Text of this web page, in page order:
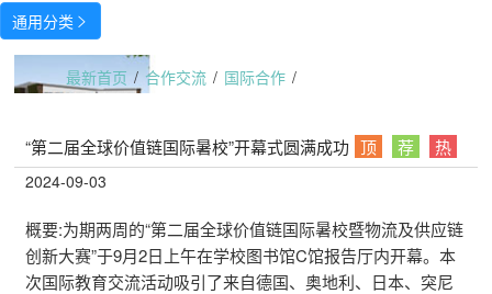
通用分类 
最新首页 / 合作交流 / 国际合作 /
顶 荐 热
“第二届全球价值链国际暑校”开幕式圆满成功
2024-09-03
概要:为期两周的“第二届全球价值链国际暑校暨物流及供应链
创新大赛”于9月2日上午在学校图书馆C馆报告厅内开幕。本
次国际教育交流活动吸引了来自德国、奥地利、日本、突尼